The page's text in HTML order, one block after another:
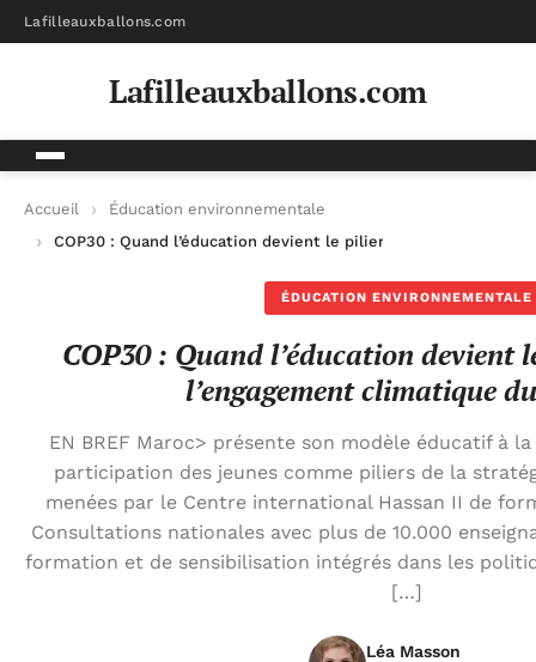
Lafilleauxballons.com
Lafilleauxballons.com
Accueil
Éducation environnementale
COP30 : Quand l’éducation devient le pilier central de
ÉDUCATION ENVIRONNEMENTALE
COP30 : Quand l’éducation devient
l’engagement climatique
EN BREF Maroc> présente son modèle éducatif à la
participation des jeunes comme piliers de la
menées par le Centre international Hassan II de
Consultations nationales avec plus de 10.000
formation et de sensibilisation intégrés dans les
[…]
Léa Masson